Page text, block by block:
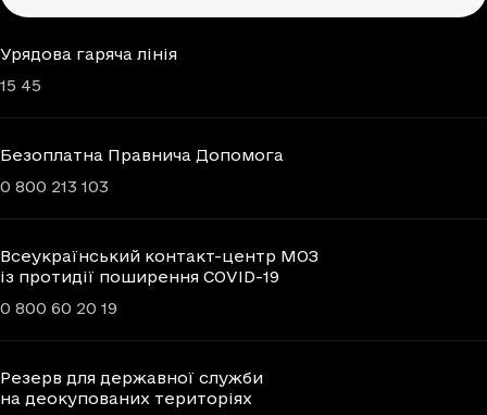
Урядова гаряча лінія
15 45
Безоплатна Правнича Допомога
0 800 213 103
Всеукраїнський контакт-центр МОЗ
із протидії поширення COVID-19
0 800 60 20 19
Резерв для державної служби
на деокупованих територіях